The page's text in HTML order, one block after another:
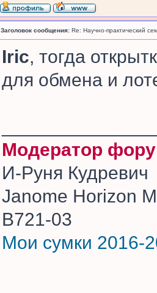
Заголовок сообщения: Re: Научно-практический
Iric, тогда
для обмена и
Модератор
И-Руня Кудревич
Janome Horizon
B721-03
Мои сумки 2016-